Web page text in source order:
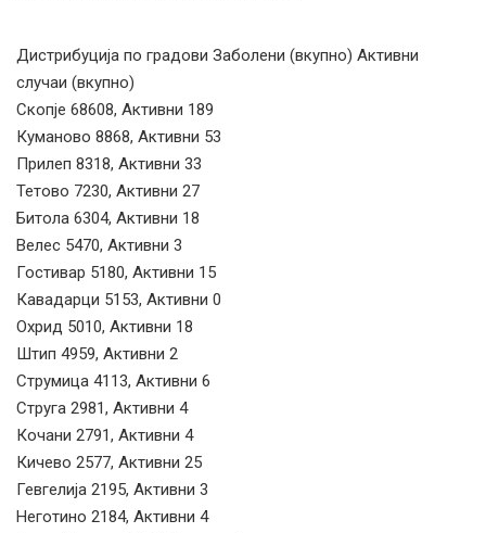
Дистрибуција по градови Заболени (вкупно) Активни
случаи (вкупно)
Скопје 68608, Активни 189
Куманово 8868, Активни 53
Прилеп 8318, Активни 33
Тетово 7230, Активни 27
Битола 6304, Активни 18
Велес 5470, Активни 3
Гостивар 5180, Активни 15
Кавадарци 5153, Активни 0
Охрид 5010, Активни 18
Штип 4959, Активни 2
Струмица 4113, Активни 6
Струга 2981, Активни 4
Кочани 2791, Активни 4
Кичево 2577, Активни 25
Гевгелија 2195, Активни 3
Неготино 2184, Активни 4